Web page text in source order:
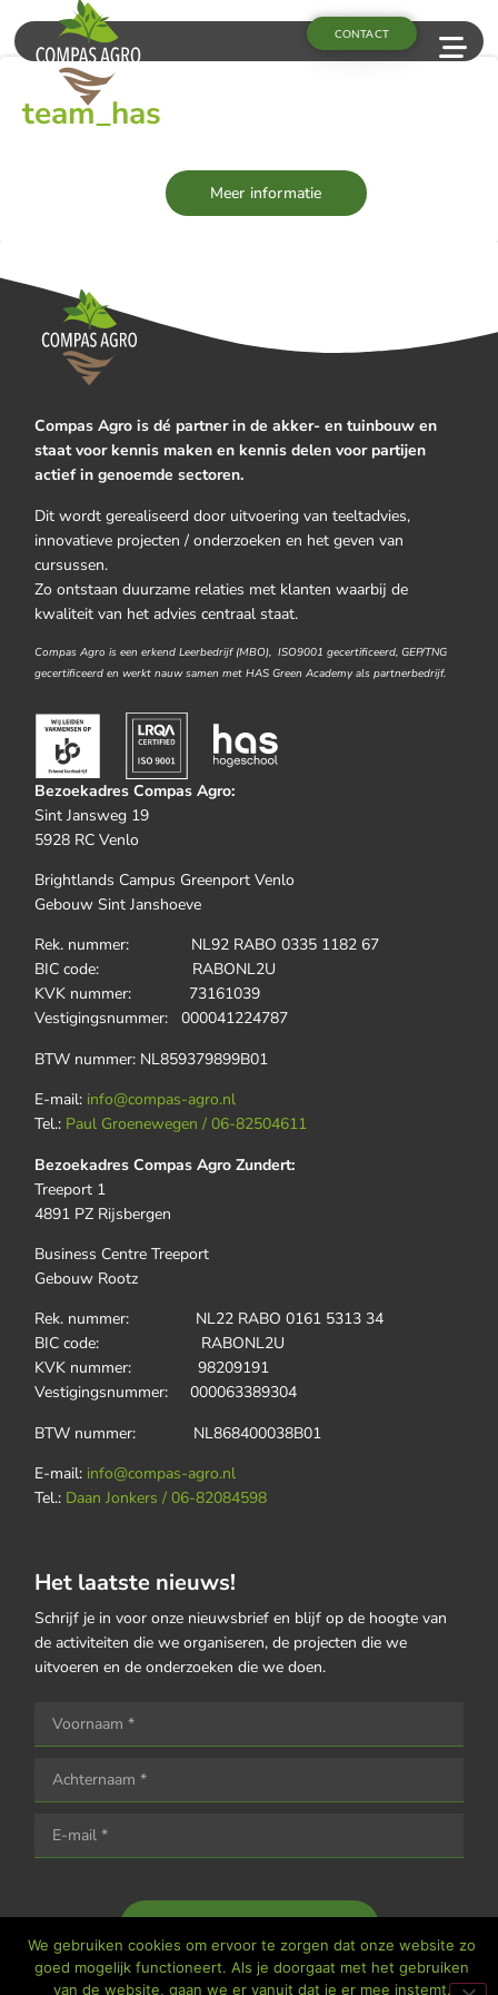
CONTACT
team_has
Meer informatie
Compas Agro is dé partner in de akker- en tuinbouw en
staat voor kennis maken en kennis delen voor partijen
actief in genoemde sectoren.
Dit wordt gerealiseerd door uitvoering van teeltadvies,
innovatieve projecten / onderzoeken en het geven van
cursussen.
Zo ontstaan duurzame relaties met klanten waarbij de
kwaliteit van het advies centraal staat.
Compas Agro is een erkend Leerbedrijf (MBO), ISO9001 gecertificeerd, GEP/TNG
gecertificeerd en werkt nauw samen met HAS Green Academy als partnerbedrijf.
Bezoekadres Compas Agro:
Sint Jansweg 19
5928 RC Venlo
Brightlands Campus Greenport Venlo
Gebouw Sint Janshoeve
Rek. nummer: NL92 RABO 0335 1182 67
BIC code: RABONL2U
KVK nummer: 73161039
Vestigingsnummer: 000041224787
BTW nummer: NL859379899B01
E-mail: info@compas-agro.nl
Tel.: Paul Groenewegen / 06-82504611
Bezoekadres Compas Agro Zundert:
Treeport 1
4891 PZ Rijsbergen
Business Centre Treeport
Gebouw Rootz
Rek. nummer: NL22 RABO 0161 5313 34
BIC code: RABONL2U
KVK nummer: 98209191
Vestigingsnummer: 000063389304
BTW nummer: NL868400038B01
E-mail: info@compas-agro.nl
Tel.: Daan Jonkers / 06-82084598
Het laatste nieuws!
Schrijf je in voor onze nieuwsbrief en blijf op de hoogte van
de activiteiten die we organiseren, de projecten die we
uitvoeren en de onderzoeken die we doen.
We gebruiken cookies om ervoor te zorgen dat onze website zo
goed mogelijk functioneert. Als je doorgaat met het gebruiken
van de website, gaan we er vanuit dat je er mee instemt.